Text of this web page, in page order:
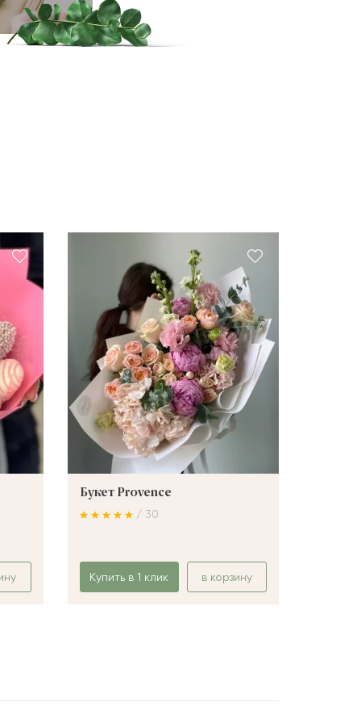
Букет Provence
/ 30
Купить в 1 клик в корзину